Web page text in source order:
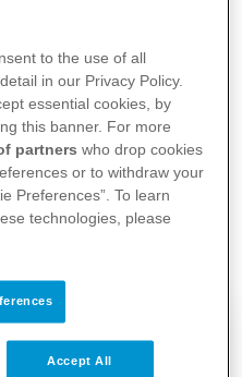
aanvoelt bij
Eeckman,
Empowerment,
in
Centrics,
20
to the use of all
in our Privacy Policy.
essential cookies, by
this banner. For more
partners who drop cookies
or to withdraw your
Preferences”. To learn
technologies, please
Accept All